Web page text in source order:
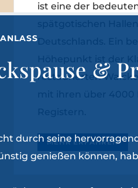
ist eine der
Höhepunkt ist der
restaurierten
MEHR ERFAHREN
&
durch seine
genießen können,